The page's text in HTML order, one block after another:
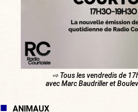
⇨ Tous les vendredis de
avec Marc Baudriller et
ANIMAUX